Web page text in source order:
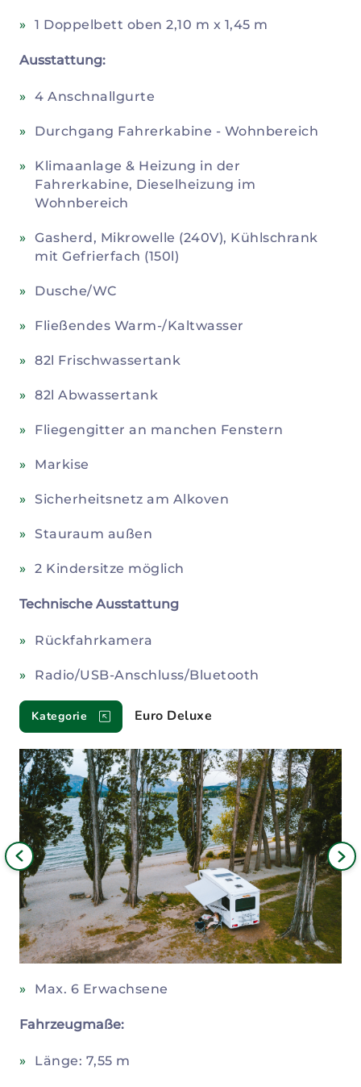
1 Doppelbett oben 2,10 m x 1,45 m
Ausstattung:
4 Anschnallgurte
Durchgang Fahrerkabine - Wohnbereich
Klimaanlage & Heizung in der
Fahrerkabine, Dieselheizung im
Wohnbereich
Gasherd, Mikrowelle (240V), Kühlschrank
mit Gefrierfach (150l)
Dusche/WC
Fließendes Warm-/Kaltwasser
82l Frischwassertank
82l Abwassertank
Fliegengitter an manchen Fenstern
Markise
Sicherheitsnetz am Alkoven
Stauraum außen
2 Kindersitze möglich
Technische Ausstattung
Rückfahrkamera
Radio/USB-Anschluss/Bluetooth
Kategorie Euro Deluxe
Max. 6 Erwachsene
Fahrzeugmaße:
Länge: 7,55 m